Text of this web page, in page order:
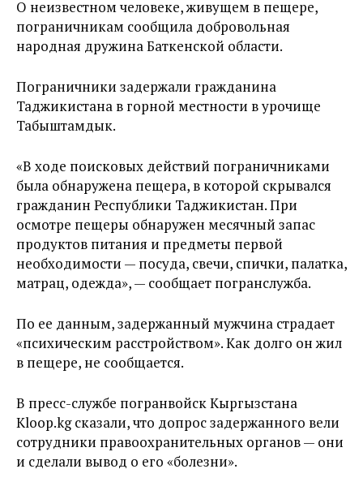
О неизвестном человеке, живущем в пещере,
пограничникам сообщила добровольная
народная дружина Баткенской области.
Пограничники задержали гражданина
Таджикистана в горной местности в урочище
Табыштамдык.
«В ходе поисковых действий пограничниками
была обнаружена пещера, в которой скрывался
гражданин Республики Таджикистан. При
осмотре пещеры обнаружен месячный запас
продуктов питания и предметы первой
необходимости — посуда, свечи, спички, палатка,
матрац, одежда», — сообщает погранслужба.
По ее данным, задержанный мужчина страдает
«психическим расстройством». Как долго он жил
в пещере, не сообщается.
В пресс-службе погранвойск Кыргызстана
Kloop.kg сказали, что допрос задержанного вели
сотрудники правоохранительных органов — они
и сделали вывод о его «болезни».